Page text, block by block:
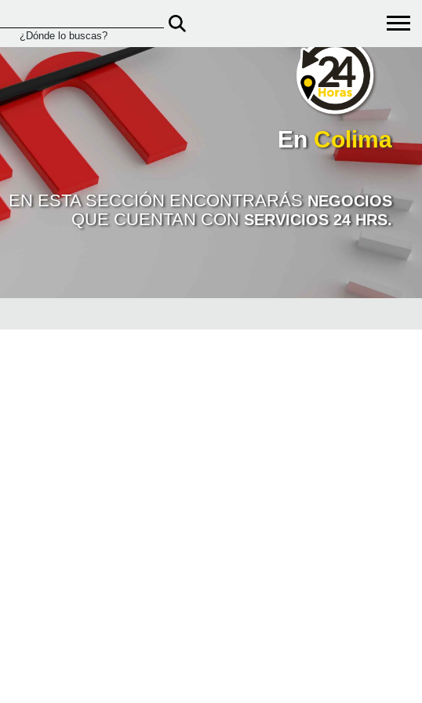
¿Dónde lo buscas?
En Colima
EN ESTA SECCIÓN ENCONTRARÁS NEGOCIOS
QUE CUENTAN CON SERVICIOS 24 HRS.